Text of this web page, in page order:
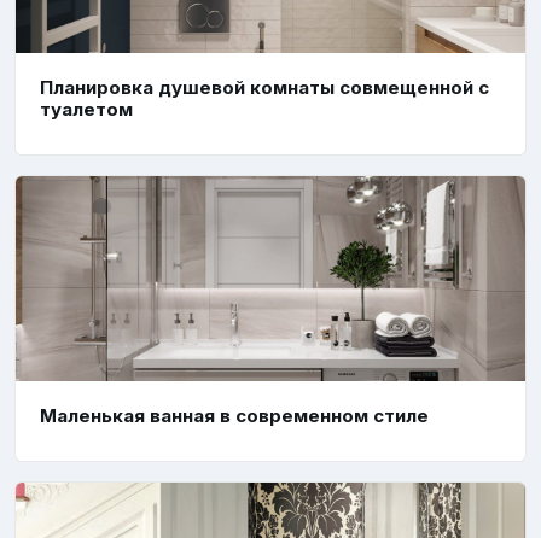
Планировка душевой комнаты совмещенной с
туалетом
Маленькая ванная в современном стиле